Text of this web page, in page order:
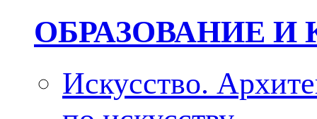
ОБРАЗОВАНИЕ И
Искусство.